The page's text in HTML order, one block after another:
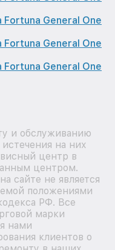
General One
General One
General One
и обслуживанию
на них
центр в
центром.
сайте не является
положениями
РФ. Все
марки
нами
клиентов о